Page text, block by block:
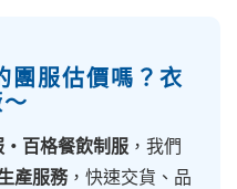
團服估價嗎？衣
百格餐飲制服 ，我們
產服務，快速交貨、品